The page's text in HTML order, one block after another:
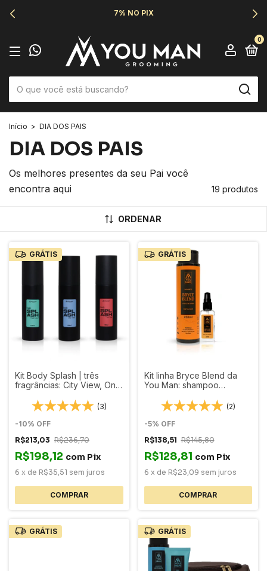
6X SEM JUROS
0
Início > DIA DOS PAIS
DIA DOS PAIS
Os melhores presentes da seu Pai você
encontra aqui
19 produtos
ORDENAR
GRÁTIS
Kit Body Splash | três
fragrâncias: City View, On
(3)
-10% OFF
R$213,03 R$236,70
R$198,12 com Pix
6 x de R$35,51 sem juros
GRÁTIS
Kit linha Bryce Blend da
You Man: shampoo
barba
(2)
-5% OFF
R$138,51 R$145,80
R$128,81 com Pix
6 x de R$23,09 sem juros
GRÁTIS GRÁTIS